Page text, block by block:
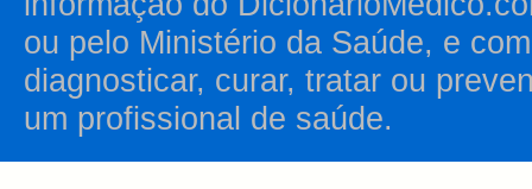
ou pelo Ministério da Saúde, e
diagnosticar, curar, tratar ou
um profissional de saúde.